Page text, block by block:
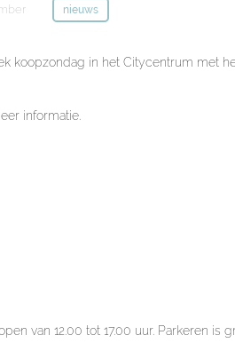
nieuws
koopzondag in het Citycentrum met
informatie.
van 12.00 tot 17.00 uur. Parkeren is